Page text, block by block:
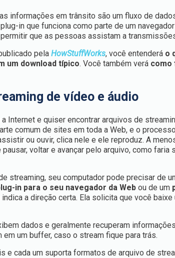
informações em trânsito são um fluxo de
in que funciona como parte de um
que as pessoas assistam a
pelaHowStuffWorks, você entenderá o
um download típico. Você também verá como
de vídeo e áudio
Internet e quiser encontrar arquivos de
comum de sites em toda a Web, e o
ou ouvir, clica nele e ele reproduz. A
voltar e avançar pelo arquivo, como
streaming, seu computador pode precisar de
in para o seu navegador da Web ou de um
a direção certa. Ela solicita que você
dados e geralmente recuperam
um buffer, caso o stream fique para trás.
e cada um suporta formatos de arquivo de